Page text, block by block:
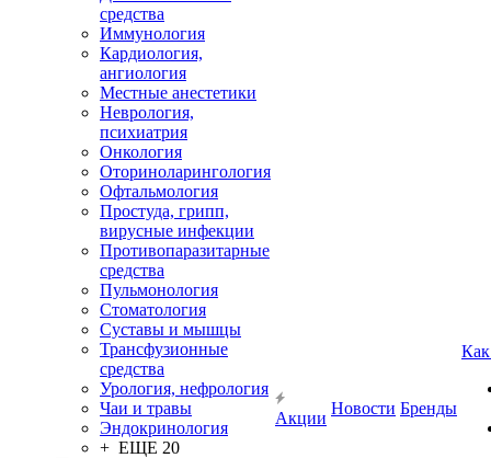
средства
Иммунология
Кардиология,
ангиология
Местные анестетики
Неврология,
психиатрия
Онкология
Оториноларингология
Офтальмология
Простуда, грипп,
вирусные инфекции
Противопаразитарные
средства
Пульмонология
Стоматология
Суставы и мышцы
Трансфузионные
средства
Урология, нефрология
Чаи и травы
Эндокринология
+ ЕЩЕ 20
Акции
Новости Бренды